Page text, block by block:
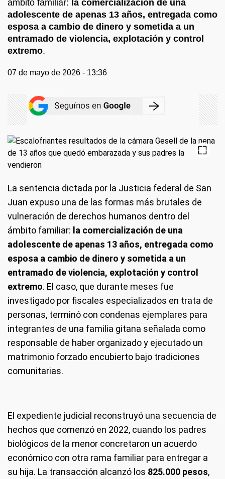
ámbito familiar: la comercialización de una
adolescente de apenas 13 años, entregada como
esposa a cambio de dinero y sometida a un
entramado de violencia, explotación y control
extremo.
07 de mayo de 2026 - 13:36
La sentencia dictada por la Justicia federal de San
Juan expuso una de las formas más brutales de
vulneración de derechos humanos dentro del
ámbito familiar: la comercialización de una
adolescente de apenas 13 años, entregada como
esposa a cambio de dinero y sometida a un
entramado de violencia, explotación y control
extremo. El caso, que durante meses fue
investigado por fiscales especializados en trata de
personas, terminó con condenas ejemplares para
integrantes de una familia gitana señalada como
responsable de haber organizado y ejecutado un
matrimonio forzado encubierto bajo tradiciones
comunitarias.
El expediente judicial reconstruyó una secuencia de
hechos que comenzó en 2022, cuando los padres
biológicos de la menor concretaron un acuerdo
económico con otra rama familiar para entregar a
su hija. La transacción alcanzó los 825.000 pesos,